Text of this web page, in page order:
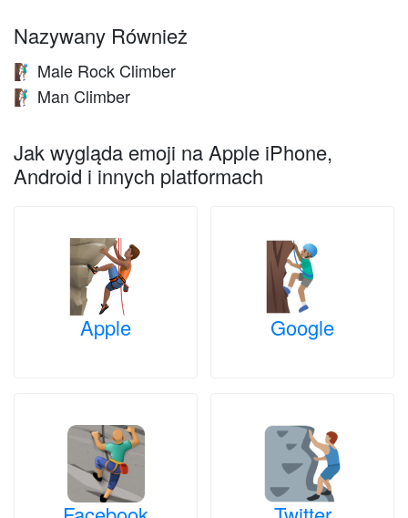
Nazywany Również
🧗🏽‍♂️ Male Rock Climber
🧗🏽‍♂️ Man Climber
Jak wygląda emoji na Apple iPhone,
Android i innych platformach
Apple Google